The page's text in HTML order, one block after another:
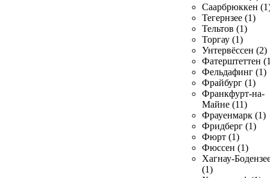
Саарбрюккен
Тегернзее (1)
Тельтов (1)
Торгау (1)
Унтервёссен (2)
Фатерштеттен
Фельдафинг (1)
Фрайбург (1)
Франкфурт-на-
Майне (11)
Фрауенмарк (1)
Фридберг (1)
Фюрт (1)
Фюссен (1)
Хагнау-
(1)